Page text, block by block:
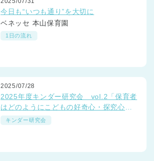
神奈川県 神奈川県 全域
今日も“いつも通り”を大切に
ベネッセ 本山保育園
1日の流れ
2025/07/28
2025年度キンダー研究会 vol.2「保育者
はどのようにこどもの好奇心・探究心を
育てようとしているか」
キンダー研究会